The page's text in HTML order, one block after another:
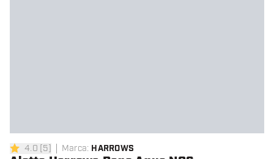
4 stelle di valutazione
4.0 [5] Marca: HARROWS